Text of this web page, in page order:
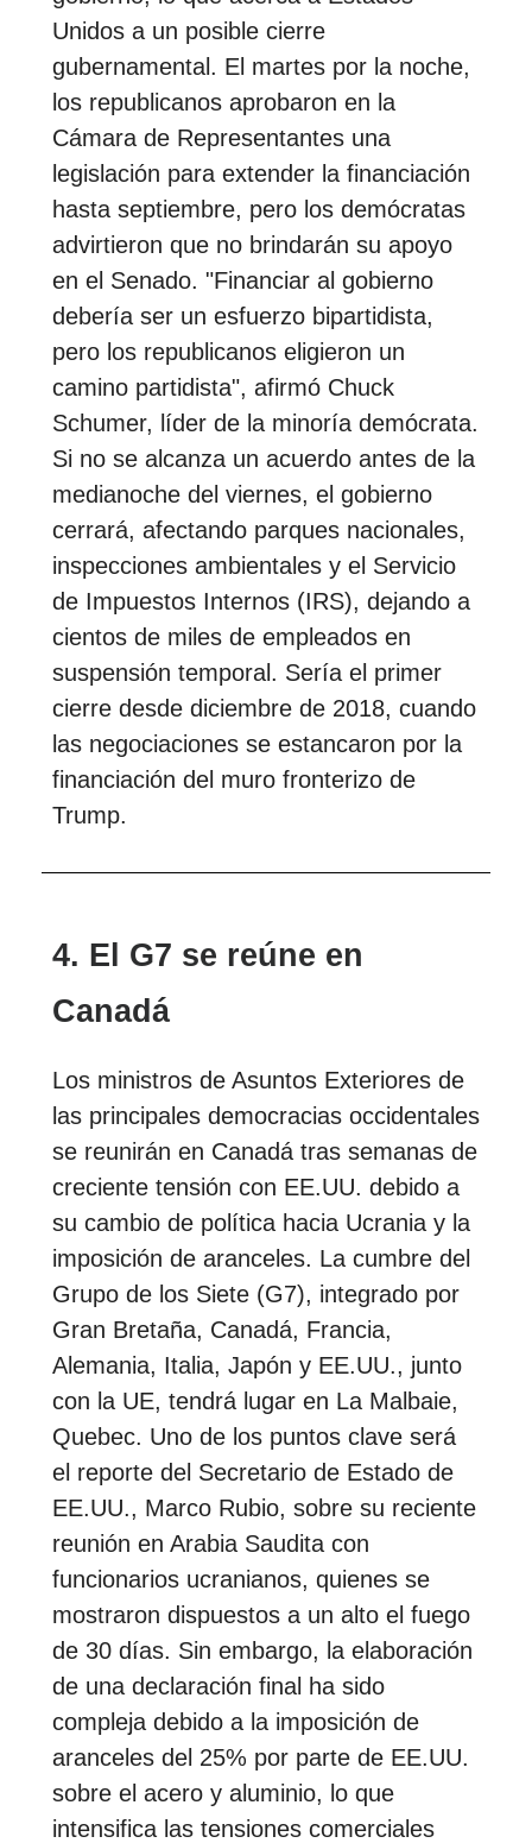
Unidos a un posible cierre
gubernamental. El martes por la noche,
los republicanos aprobaron en la
Cámara de Representantes una
legislación para extender la financiación
hasta septiembre, pero los demócratas
advirtieron que no brindarán su apoyo
en el Senado. "Financiar al gobierno
debería ser un esfuerzo bipartidista,
pero los republicanos eligieron un
camino partidista", afirmó Chuck
Schumer, líder de la minoría demócrata.
Si no se alcanza un acuerdo antes de la
medianoche del viernes, el gobierno
cerrará, afectando parques nacionales,
inspecciones ambientales y el Servicio
de Impuestos Internos (IRS), dejando a
cientos de miles de empleados en
suspensión temporal. Sería el primer
cierre desde diciembre de 2018, cuando
las negociaciones se estancaron por la
financiación del muro fronterizo de
Trump.
4. El G7 se reúne en
Canadá
Los ministros de Asuntos Exteriores de
las principales democracias occidentales
se reunirán en Canadá tras semanas de
creciente tensión con EE.UU. debido a
su cambio de política hacia Ucrania y la
imposición de aranceles. La cumbre del
Grupo de los Siete (G7), integrado por
Gran Bretaña, Canadá, Francia,
Alemania, Italia, Japón y EE.UU., junto
con la UE, tendrá lugar en La Malbaie,
Quebec. Uno de los puntos clave será
el reporte del Secretario de Estado de
EE.UU., Marco Rubio, sobre su reciente
reunión en Arabia Saudita con
funcionarios ucranianos, quienes se
mostraron dispuestos a un alto el fuego
de 30 días. Sin embargo, la elaboración
de una declaración final ha sido
compleja debido a la imposición de
aranceles del 25% por parte de EE.UU.
sobre el acero y aluminio, lo que
intensifica las tensiones comerciales